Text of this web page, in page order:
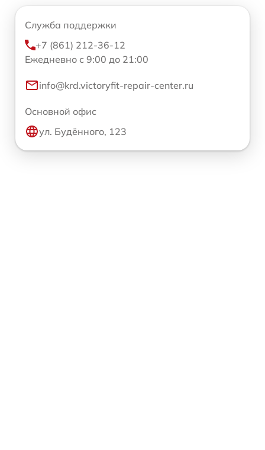
Служба поддержки
+7 (861) 212-36-12
Ежедневно с 9:00 до 21:00
info@krd.victoryfit-repair-center.ru
Основной офис
ул. Будённого, 123